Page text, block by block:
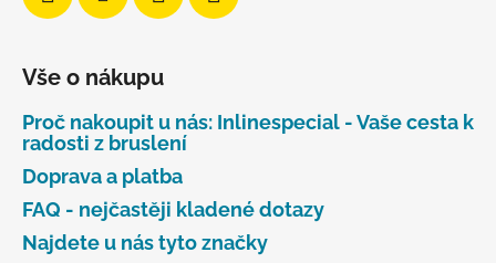
Vše o nákupu
Proč nakoupit u nás: Inlinespecial - Vaše cesta k
radosti z bruslení
Doprava a platba
FAQ - nejčastěji kladené dotazy
Najdete u nás tyto značky